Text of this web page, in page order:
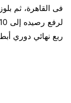
فى القاهرة، ثم
ربع نهائي دوري